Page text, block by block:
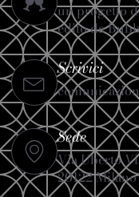
un progetto
edito da
Scrivici
Sede
Via Uberto
20122